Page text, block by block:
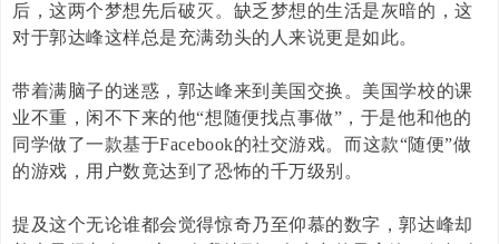
后，这两个梦想先后破灭。缺乏梦想的生活是灰暗的，这
对于郭达峰这样总是充满劲头的人来说更是如此。
带着满脑子的迷惑，郭达峰来到美国交换。美国学校的课
业不重，闲不下来的他“想随便找点事做”，于是他和他的
同学做了一款基于Facebook的社交游戏。而这款“随便”做
的游戏，用户数竟达到了恐怖的千万级别。
提及这个无论谁都会觉得惊奇乃至仰慕的数字，郭达峰却